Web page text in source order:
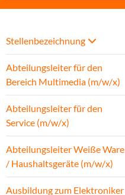
Stellenbezeichnung
Abteilungsleiter für den
Bereich Multimedia (m/w/x)
Abteilungsleiter für den
Service (m/w/x)
Abteilungsleiter Weiße Ware
/ Haushaltsgeräte (m/w/x)
Ausbildung zum Elektroniker